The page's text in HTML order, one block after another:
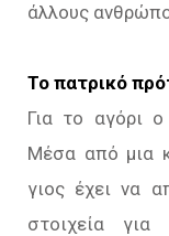
άλλους
Το πατρικό
Για το αγόρι
Μέσα από μια
γιος έχει να
στοιχεία